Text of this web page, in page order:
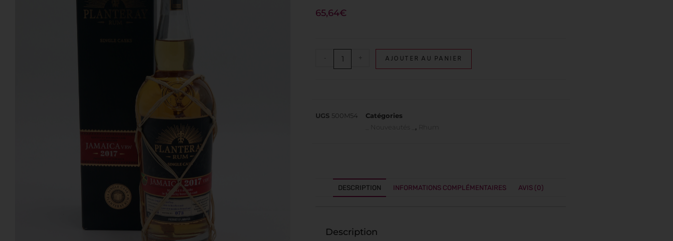
65,64€
- + AJOUTER AU PANIER
UGS 500M54
Catégories
_ Nouveautés _ ,
DESCRIPTION INFORMATIONS COMPLÉMENTAIRES AVIS (0)
Description